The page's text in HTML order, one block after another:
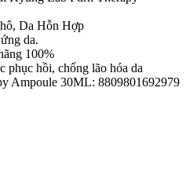
Da Hỗn Hợp
da.
100%
phục hồi, chống lão hóa da
Ampoule 30ML: 8809801692979